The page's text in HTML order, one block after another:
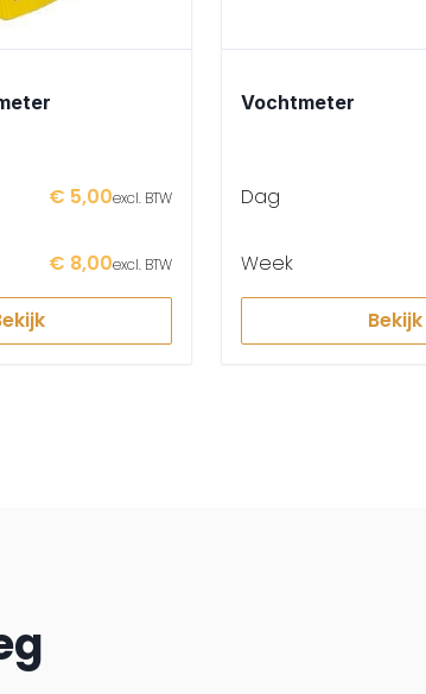
€ 5,00excl. BTW
€ 8,00excl. BTW
Vochtmeter
Dag
Week
Bekijk